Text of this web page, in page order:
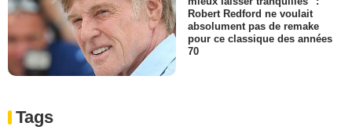
Robert Redford ne voulait
absolument pas de remake
pour ce classique des années
70
Tags